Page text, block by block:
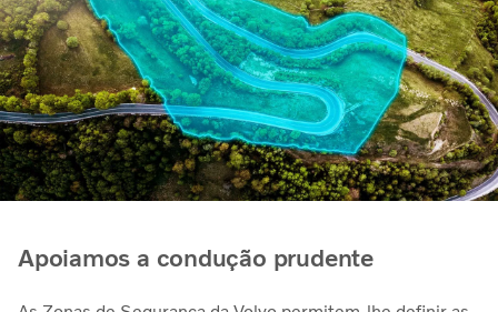
Apoiamos a condução prudente